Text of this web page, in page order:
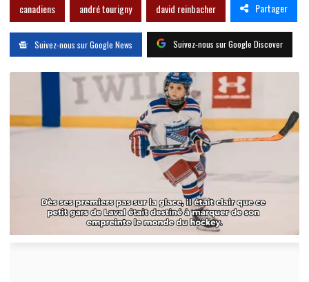
canadiens andré tourigny david reinbacher Partager
Suivez-nous sur Google News Suivez-nous sur Google Discover